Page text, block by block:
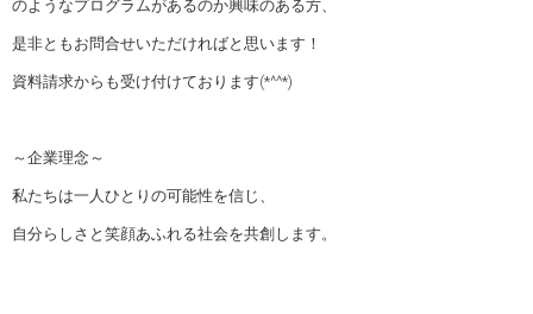
のようなプログラムがあるのか興味のある方、
是非ともお問合せいただければと思います！
資料請求からも受け付けております(*^^*)
～企業理念～
私たちは一人ひとりの可能性を信じ、
自分らしさと笑顔あふれる社会を共創します。